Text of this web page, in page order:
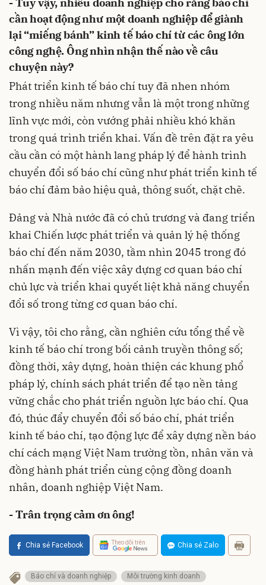
cần hoạt động như một doanh nghiệp để giành
lại “miếng bánh” kinh tế báo chí từ các ông lớn
công nghệ. Ông nhìn nhận thế nào về câu
chuyện này?
Phát triển kinh tế báo chí tuy đã nhen nhóm
trong nhiều năm nhưng vẫn là một trong những
lĩnh vực mới, còn vướng phải nhiều khó khăn
trong quá trình triển khai. Vấn đề trên đặt ra yêu
cầu cần có một hành lang pháp lý để hành trình
chuyển đổi số báo chí cũng như phát triển kinh tế
báo chí đảm bảo hiệu quả, thông suốt, chặt chẽ.
Đảng và Nhà nước đã có chủ trương và đang triển
khai Chiến lược phát triển và quản lý hệ thống
báo chí đến năm 2030, tầm nhìn 2045 trong đó
nhấn mạnh đến việc xây dựng cơ quan báo chí
chủ lực và triển khai quyết liệt khả năng chuyển
đổi số trong từng cơ quan báo chí.
Vì vậy, tôi cho rằng, cần nghiên cứu tổng thể về
kinh tế báo chí trong bối cảnh truyền thông số;
đồng thời, xây dựng, hoàn thiện các khung phổ
pháp lý, chính sách phát triển để tạo nền tảng
vững chắc cho phát triển nguồn lực báo chí. Qua
đó, thúc đẩy chuyển đổi số báo chí, phát triển
kinh tế báo chí, tạo động lực để xây dựng nền báo
chí cách mạng Việt Nam trường tồn, nhân văn và
đồng hành phát triển cùng cộng đồng doanh
nhân, doanh nghiệp Việt Nam.
- Trân trọng cảm ơn ông!
Chia sẻ Facebook Theo dõi trên Chia sẻ Zalo
Báo chí và doanh nghiệp
Môi trường kinh doanh